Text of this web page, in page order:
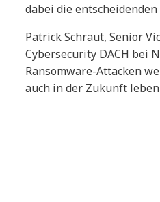
dabei die entscheidenden
Patrick Schraut, Senior
Cybersecurity DACH bei
Ransomware-Attacken
auch in der Zukunft